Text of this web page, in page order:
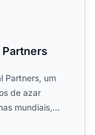
Partners, um
de azar
mundiais,